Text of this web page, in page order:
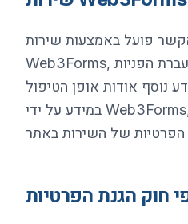
פועל באמצעות שירות
Web3Forms, אשר משמש כצינור להעברת הפניות
נוסף אודות אופן הטיפול
במידע על ידי Web3Forms, ניתן לעיין במדיניות
חוק הגנת הפרטיות